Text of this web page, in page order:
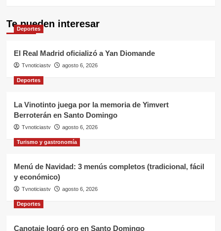
Te pueden interesar
Deportes
El Real Madrid oficializó a Yan Diomande
Tvnoticiastv agosto 6, 2026
Deportes
La Vinotinto juega por la memoria de Yimvert
Berroterán en Santo Domingo
Tvnoticiastv agosto 6, 2026
Turismo y gastronomía
Menú de Navidad: 3 menús completos (tradicional, fácil
y económico)
Tvnoticiastv agosto 6, 2026
Deportes
Canotaje logró oro en Santo Domingo